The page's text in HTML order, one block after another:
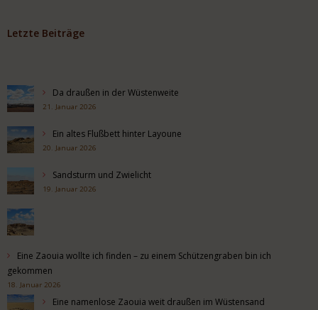
Letzte Beiträge
Da draußen in der Wüstenweite
21. Januar 2026
Ein altes Flußbett hinter Layoune
20. Januar 2026
Sandsturm und Zwielicht
19. Januar 2026
Eine Zaouia wollte ich finden – zu einem Schützengraben bin ich
gekommen
18. Januar 2026
Eine namenlose Zaouia weit draußen im Wüstensand